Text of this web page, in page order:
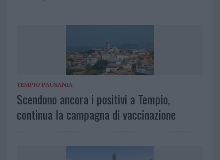
TEMPIO PAUSANIA
Scendono ancora i positivi a Tempio,
continua la campagna di vaccinazione